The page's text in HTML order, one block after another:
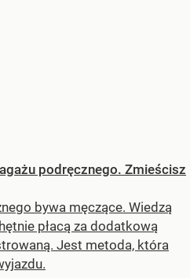
podręcznego. Zmieścisz
bywa męczące. Wiedzą
płacą za dodatkową
Jest metoda, która